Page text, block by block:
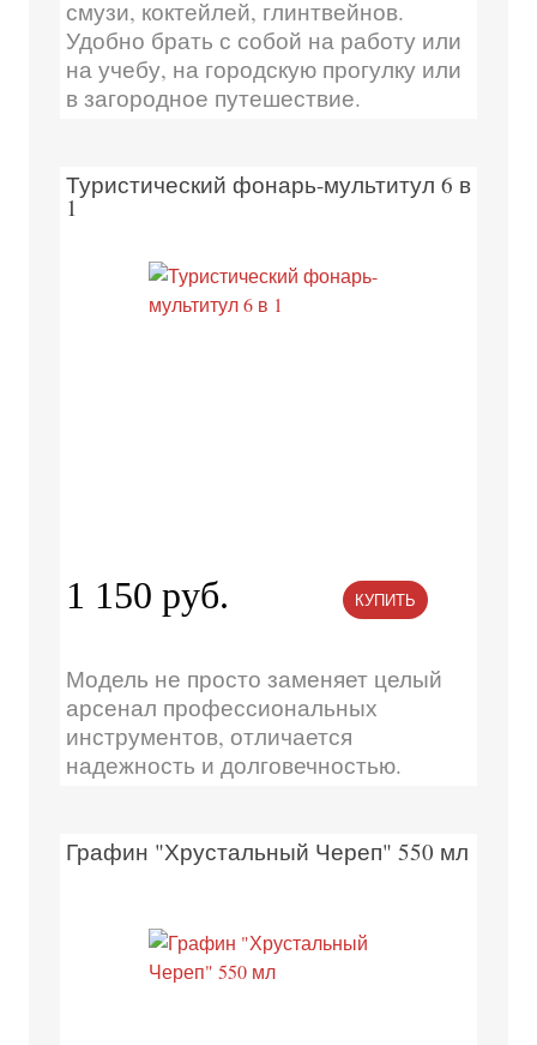
смузи, коктейлей, глинтвейнов.
Удобно брать с собой на работу или
на учебу, на городскую прогулку или
в загородное путешествие.
Туристический фонарь-мультитул 6 в
1
1 150 руб. КУПИТЬ
Модель не просто заменяет целый
арсенал профессиональных
инструментов, отличается
надежность и долговечностью.
Графин "Хрустальный Череп" 550 мл